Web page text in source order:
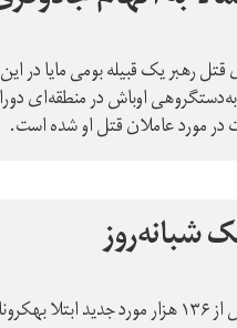
اوباش در منطقه‌ای
مورد عاملان قتل او شده است.
شبانه‌روز
سازمان بهداشت جهانی اعلام کرد روز یکشنبه،